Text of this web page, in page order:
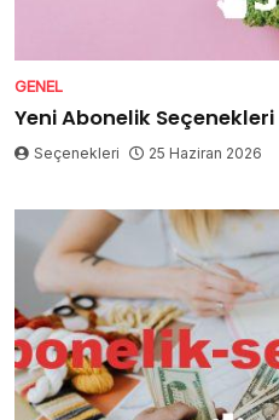
GENEL
Yeni Abonelik Seçenekleri
Seçenekleri 25 Haziran 2026